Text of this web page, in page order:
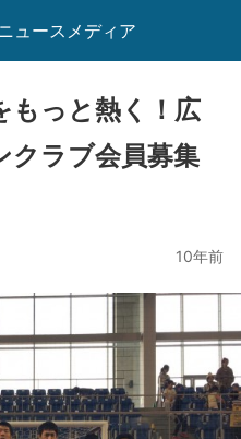
ュースメディア
もっと熱く！広
クラブ会員募集
10年前